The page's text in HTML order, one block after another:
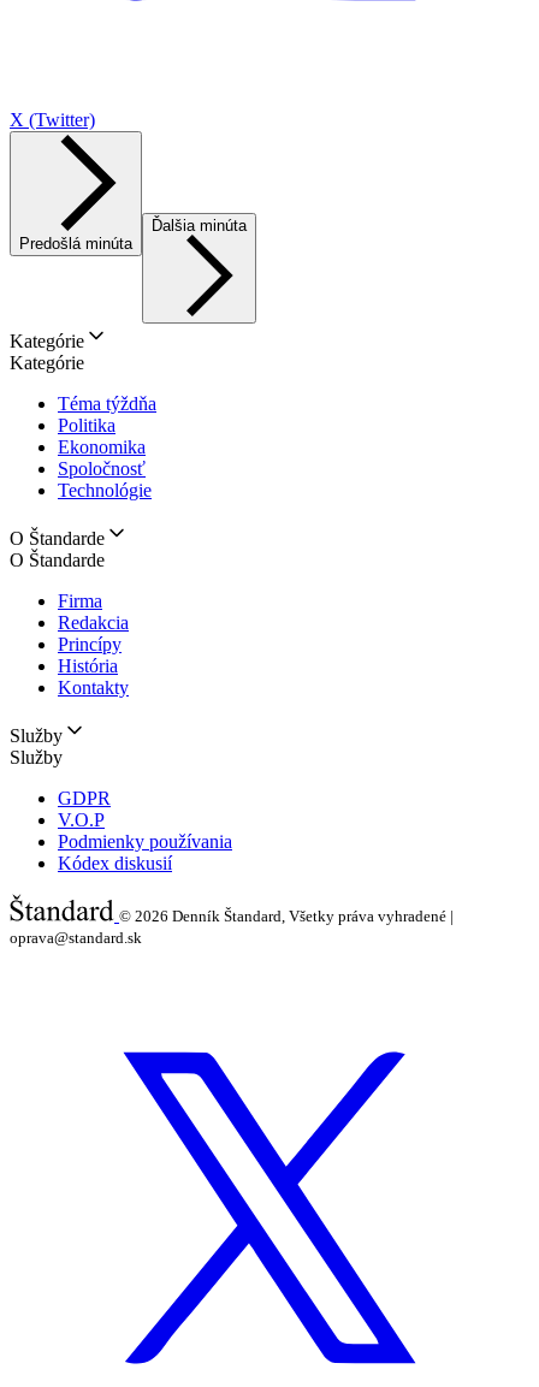
X (Twitter)
Predošlá minúta
Ďalšia minúta
Kategórie
Kategórie
Téma týždňa
Politika
Ekonomika
Spoločnosť
Technológie
O Štandarde
O Štandarde
Firma
Redakcia
Princípy
História
Kontakty
Služby
Služby
GDPR
V.O.P
Podmienky používania
Kódex diskusií
© 2026 Denník Štandard, Všetky práva vyhradené |
oprava@standard.sk